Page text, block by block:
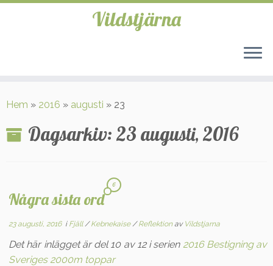
till
Vildstjärna
Hem » 2016 » augusti » 23
Dagsarkiv: 23 augusti, 2016
Några sista ord
6
23 augusti, 2016i Fjäll/Kebnekaise/Reflektionav Vildstjarna
Det här inlägget är del 10 av 12 i serien 2016 Bestigning av
Sveriges 2000m toppar